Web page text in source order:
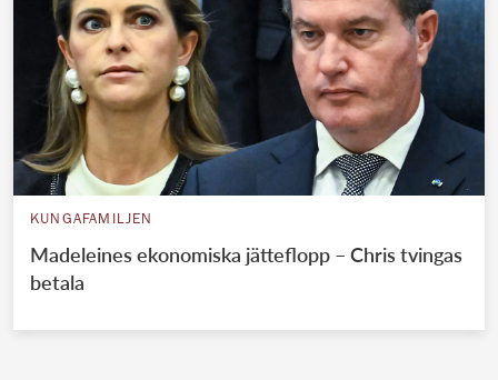
KUNGAFAMILJEN
Madeleines ekonomiska jätteflopp – Chris tvingas
betala